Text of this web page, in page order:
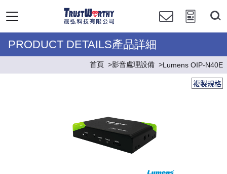
PRODUCT DETAILS產品詳細
首頁 影音處理設備 Lumens OIP-N40E
複製規格